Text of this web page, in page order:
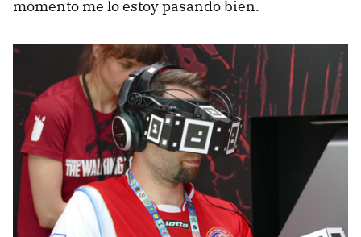
momento me lo estoy pasando bien.